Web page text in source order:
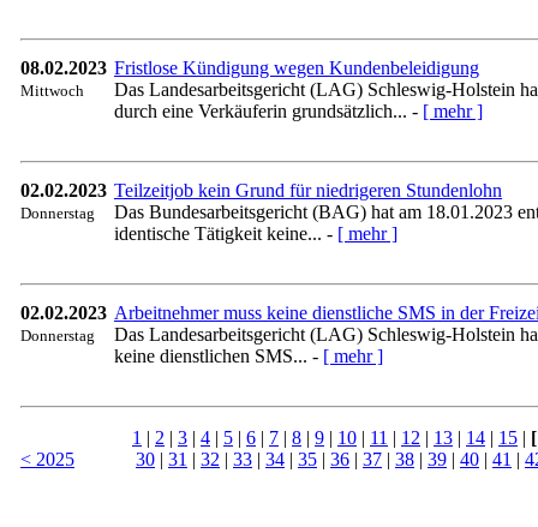
08.02.2023
Mittwoch
Fristlose Kündigung wegen Kundenbeleidigung
Das Landesarbeitsgericht (LAG) Schleswig-Holstein
durch eine Verkäuferin grundsätzlich... - [ mehr ]
02.02.2023
Donnerstag
Teilzeitjob kein Grund für niedrigeren Stundenlohn
Das Bundesarbeitsgericht (BAG) hat am 18.01.2023
identische Tätigkeit keine... - [ mehr ]
02.02.2023
Donnerstag
Arbeitnehmer muss keine dienstliche SMS in der
Das Landesarbeitsgericht (LAG) Schleswig-Holstein
keine dienstlichen SMS... - [ mehr ]
< 2025
1 | 2 | 3 | 4 | 5 | 6 | 7 | 8 | 9 | 10 | 11 | 12 | 13 | 14 | 15 |
30 | 31 | 32 | 33 | 34 | 35 | 36 | 37 | 38 | 39 | 40 | 41 |